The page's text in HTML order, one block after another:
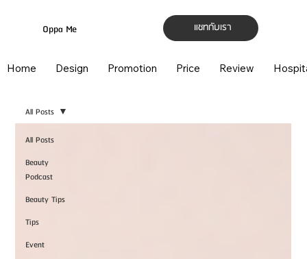
แชทกับเรา
Oppa Me
Home Design Promotion Price Review
All Posts
Beauty
Podcast
Beauty Tips
Tips
Event
All Posts